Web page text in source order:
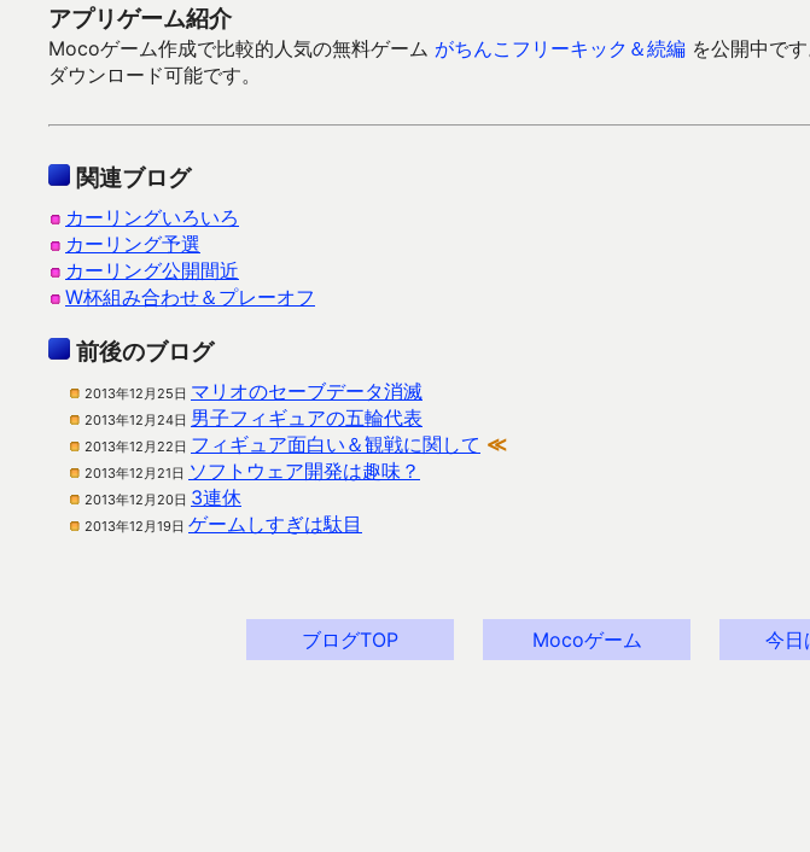
アプリゲーム紹介
Mocoゲーム作成で比較的人気の無料ゲーム がちんこフリーキック＆続編 を公開中で
ダウンロード可能です。
関連ブログ
カーリングいろいろ
カーリング予選
カーリング公開間近
W杯組み合わせ＆プレーオフ
前後のブログ
2013年12月25日 マリオのセーブデータ消滅
2013年12月24日 男子フィギュアの五輪代表
2013年12月22日 フィギュア面白い＆観戦に関して ≪
2013年12月21日 ソフトウェア開発は趣味？
2013年12月20日 3連休
2013年12月19日 ゲームしすぎは駄目
ブログTOP Mocoゲーム 今日